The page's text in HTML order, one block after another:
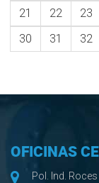
21
22 23
30
31 32
OFICINAS
Pol. Ind.